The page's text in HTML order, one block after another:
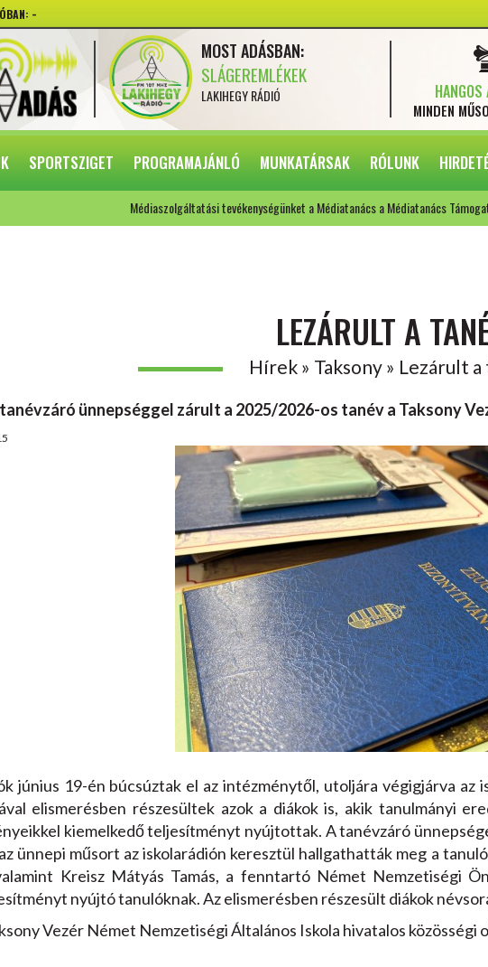
-
MOST ADÁSBAN:
SLÁGEREMLÉKEK
LAKIHEGY RÁDIÓ
MINDEN
SPORTSZIGET PROGRAMAJÁNLÓ MUNKATÁRSAK RÓLUNK
Médiaszolgáltatási tevékenységünket a Médiatanács a Médiatanács
LEZÁRULT A
Hírek » Taksony » Lezárult
ünnepséggel zárult a 2025/2026-os tanév a Taksony
június 19-én búcsúztak el az intézménytől, utoljára végigjárva
elismerésben részesültek azok a diákok is, akik tanulmányi
kiemelkedő teljesítményt nyújtottak. A tanévzáró
ünnepi műsort az iskolarádión keresztül hallgathatták meg a
Kreisz Mátyás Tamás, a fenntartó Német Nemzetiségi
nyújtó tanulóknak. Az elismerésben részesült diákok
Vezér Német Nemzetiségi Általános Iskola hivatalos közösségi